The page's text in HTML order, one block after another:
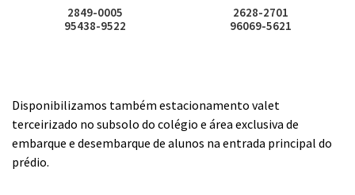
2849-0005
95438-9522
2628-2701
96069-5621
Disponibilizamos também estacionamento valet
terceirizado no subsolo do colégio e área exclusiva de
embarque e desembarque de alunos na entrada principal do
prédio.